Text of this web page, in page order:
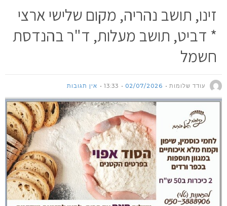
זינו, תושב נהריה, מקום שלישי ארצי
* דביט, תושב מעלות, ד"ר בהנדסת
חשמל
עודד שלומות 02/07/2026
13:33 אין תגובות